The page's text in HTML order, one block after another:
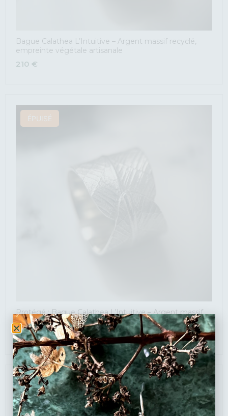
Bague Calathea L’Intuitive – Argent massif recyclé,
empreinte végétale artisanale
210 €
Protégé : Bague Calathea L’Intuitive – Argent massif
recyclé, empreinte végétale artisanale (Copie)
210€
ÉPUISÉ
ÉPUISÉ